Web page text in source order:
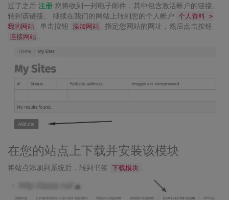
过了之后 注册 您将收到一封电子邮件，其中包含激活帐户的链接。
转到该链接。 继续在我们的网站上转到您的个人帐户 个人资料 >
我的网站 , 单击按钮 添加网站 , 指定您网站的网址，然后点击按钮
连接网站 .
在您的站点上下载并安装该模块
将站点添加到系统后，转到书签 下载模块 .